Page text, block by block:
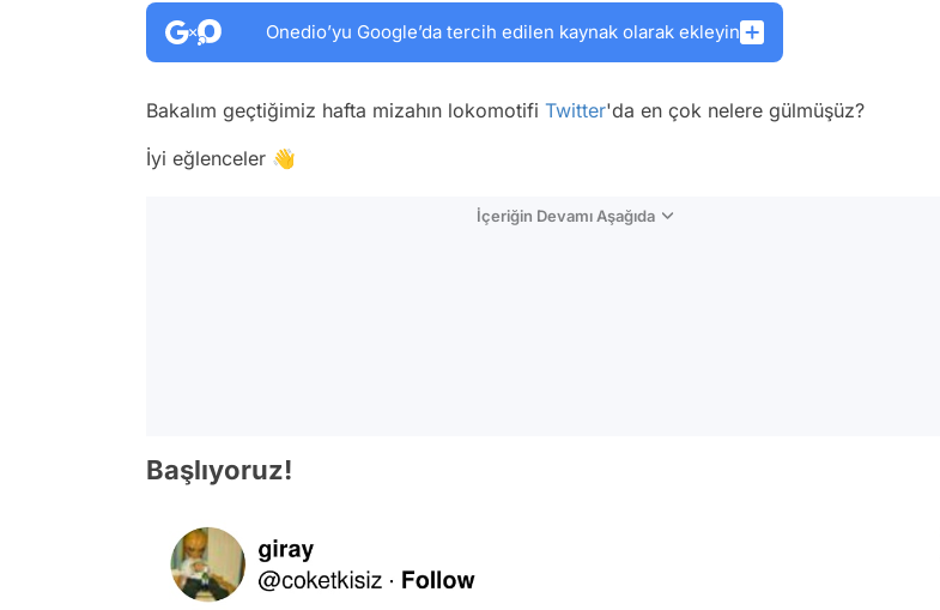
Onedio’yu Google’da tercih edilen kaynak olarak ekleyin
Bakalım geçtiğimiz hafta mizahın lokomotifi Twitter'da en çok nelere gülmüşüz?
İyi eğlenceler 👋
İçeriğin Devamı Aşağıda
Başlıyoruz!